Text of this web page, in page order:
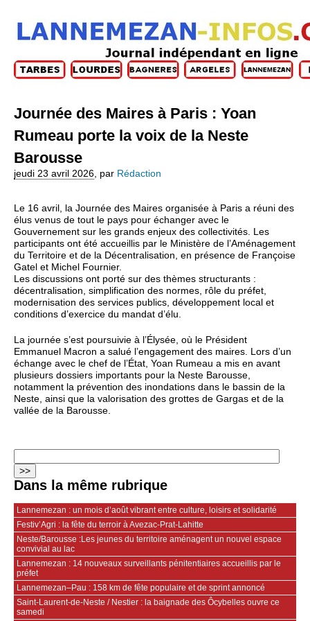
Journée des Maires à Paris : Yoan
Rumeau porte la voix de la Neste
Barousse
jeudi 23 avril 2026 par Rédaction
Le 16 avril, la Journée des Maires organisée à Paris a réuni des
élus venus de tout le pays pour échanger avec le
Gouvernement sur les grands enjeux des collectivités. Les
participants ont été accueillis par le Ministère de l’Aménagement
du Territoire et de la Décentralisation, en présence de Françoise
Gatel et Michel Fournier.
Les discussions ont porté sur des thèmes structurants :
décentralisation, simplification des normes, rôle du préfet,
modernisation des services publics, développement local et
conditions d’exercice du mandat d’élu.
La journée s’est poursuivie à l’Élysée, où le Président
Emmanuel Macron a salué l’engagement des maires. Lors d’un
échange avec le chef de l’État, Yoan Rumeau a mis en avant
plusieurs dossiers importants pour la Neste Barousse,
notamment la prévention des inondations dans le bassin de la
Neste, ainsi que la valorisation des grottes de Gargas et de la
vallée de la Barousse.
Dans la même rubrique
Lannemezan : un mois d’août vibrant entre culture, loisirs et solidarité
Festiv’Agri : la fête du terroir à Avezac-Prat-Lahitte
Neste/Barousse :Les jeunes du territoire aménagent un nouvel espace
convivial au lac
Lannemezan : 14 nouveaux surveillants pénitentiaires accueillis par le
préfet
Lannemezan–Pau : 158 km de fête populaire et de sprint annoncé
Saint-Laurent-de-Neste / Nestier : la baignade des Ôcybelles ouvre ce
samedi